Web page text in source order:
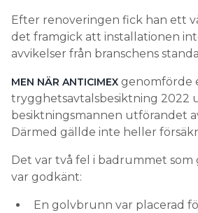
Efter renoveringen fick han ett
det framgick att installationen
avvikelser från branschens
MEN NÄR ANTICIMEX genomförde
trygghetsavtalsbesiktning 2022
besiktningsmannen utförandet
Därmed gällde inte heller
Det var två fel i badrummet
var godkänt:
En golvbrunn var placerad